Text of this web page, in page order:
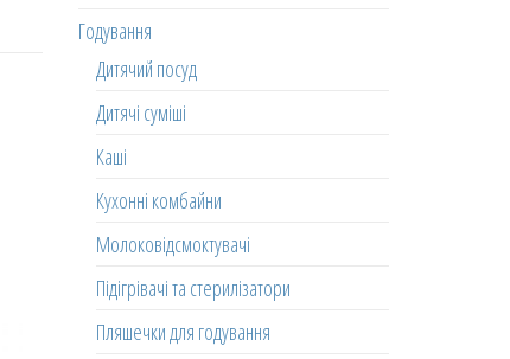
Годування
Дитячий посуд
Дитячі суміші
Каші
Кухонні комбайни
Молоковідсмоктувачі
Підігрівачі та стерилізатори
Пляшечки для годування